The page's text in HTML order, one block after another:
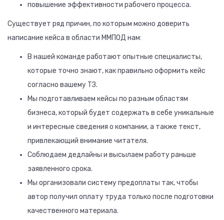
повышение эффективности рабочего процесса.
Существует ряд причин, по которым можно доверить
написание кейса в области ММПОД нам:
В нашей команде работают опытные специалисты,
которые точно знают, как правильно оформить кейс
согласно вашему ТЗ.
Мы подготавливаем кейсы по разным областям
бизнеса, который будет содержать в себе уникальные
и интересные сведения о компании, а также текст,
привлекающий внимание читателя.
Соблюдаем дедлайны и высылаем работу раньше
заявленного срока.
Мы организовали систему предоплаты так, чтобы
автор получил оплату труда только после подготовки
качественного материала.